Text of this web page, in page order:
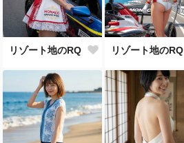
リゾート地のRQ リゾート地のRQ